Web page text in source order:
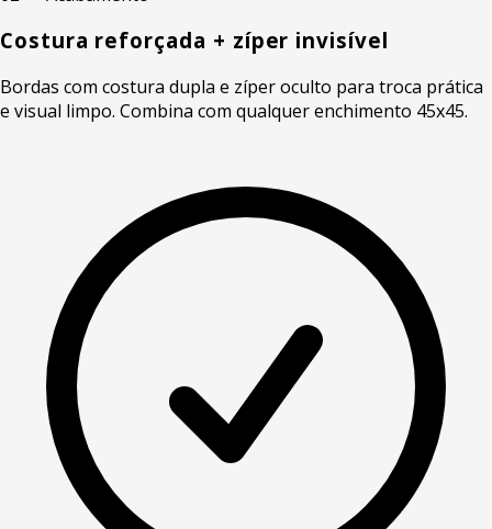
Costura reforçada + zíper invisível
Bordas com costura dupla e zíper oculto para troca prática
e visual limpo. Combina com qualquer enchimento 45x45.